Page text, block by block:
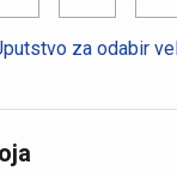
za odabir